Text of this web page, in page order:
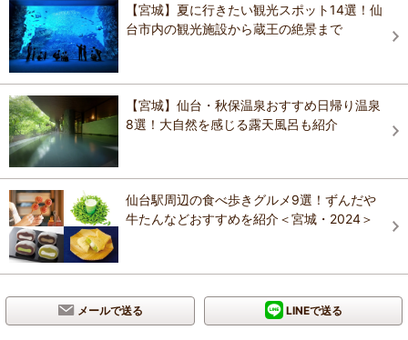
【宮城】夏に行きたい観光スポット14選！仙
台市内の観光施設から蔵王の絶景まで
【宮城】仙台・秋保温泉おすすめ日帰り温泉
8選！大自然を感じる露天風呂も紹介
仙台駅周辺の食べ歩きグルメ9選！ずんだや
牛たんなどおすすめを紹介＜宮城・2024＞
メールで送る LINEで送る